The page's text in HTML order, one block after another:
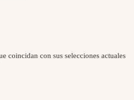
coincidan con sus selecciones actuales